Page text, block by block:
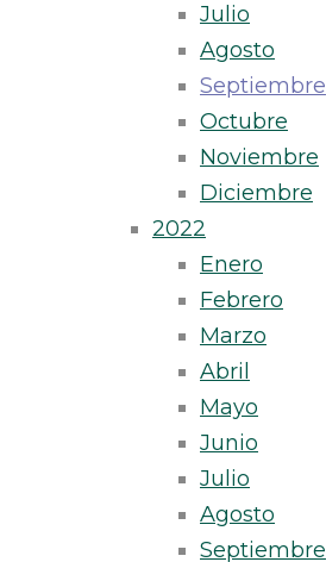
Julio
Agosto
Septiembre
Octubre
Noviembre
Diciembre
2022
Enero
Febrero
Marzo
Abril
Mayo
Junio
Julio
Agosto
Septiembre